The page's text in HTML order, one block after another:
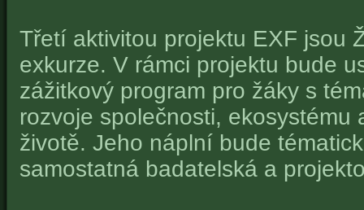
Třetí aktivitou projektu EXF jsou
exkurze. V rámci projektu bude
zážitkový program pro žáky s
rozvoje společnosti, ekosystému
životě. Jeho náplní bude
samostatná badatelská a